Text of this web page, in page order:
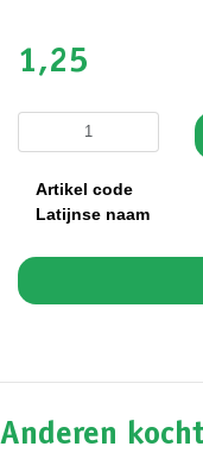
1,25
Artikel code
Latijnse naam
Anderen